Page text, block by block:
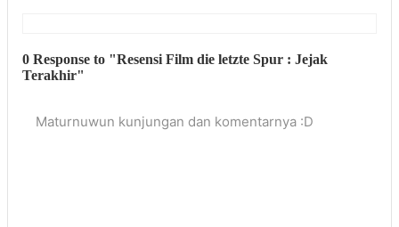
0 Response to "Resensi Film die letzte Spur : Jejak
Terakhir"
Maturnuwun kunjungan dan komentarnya :D